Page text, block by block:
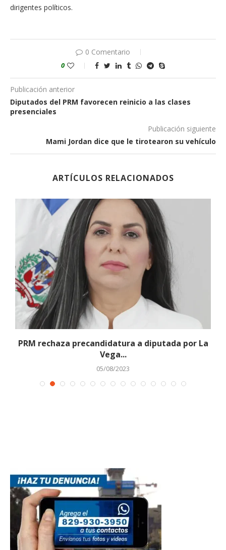
dirigentes políticos.
0 Comentario
0
Publicación anterior
Diputados del PRM favorecen reinicio a las clases
presenciales
Publicación siguiente
Mami Jordan dice que le tirotearon su vehículo
ARTÍCULOS RELACIONADOS
PRM rechaza precandidatura a diputada por La
Vega...
05/08/2023